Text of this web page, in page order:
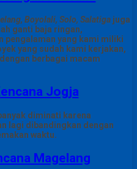
Boyolali, Solo, Salatiga juga
ganti baja ringan,
pengalaman yang kami miliki
yang sudah kami kerjakan,
berbagai macam
Jogja
diminati karena
lagi dibandingkan dengan
waktu.
Magelang